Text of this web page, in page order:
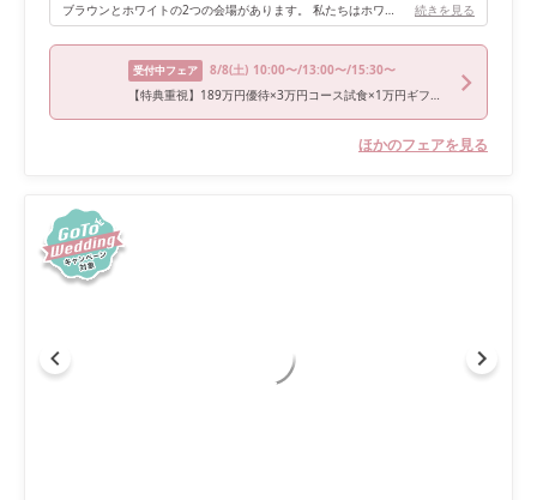
ブラウンとホワイトの2つの会場があります。 私たちはホワイトの雰囲気が好きだったので、ホワイトを選びました。 広さもかなり広く、程よい距離感で席を配置することが出来ました。 続きを見る
受付中フェア 8/8(土) 10:00〜/13:00〜/15:30〜
【特典重視】189万円優待×3万円コース試食×1万円ギフト券付
ほかのフェアを見る